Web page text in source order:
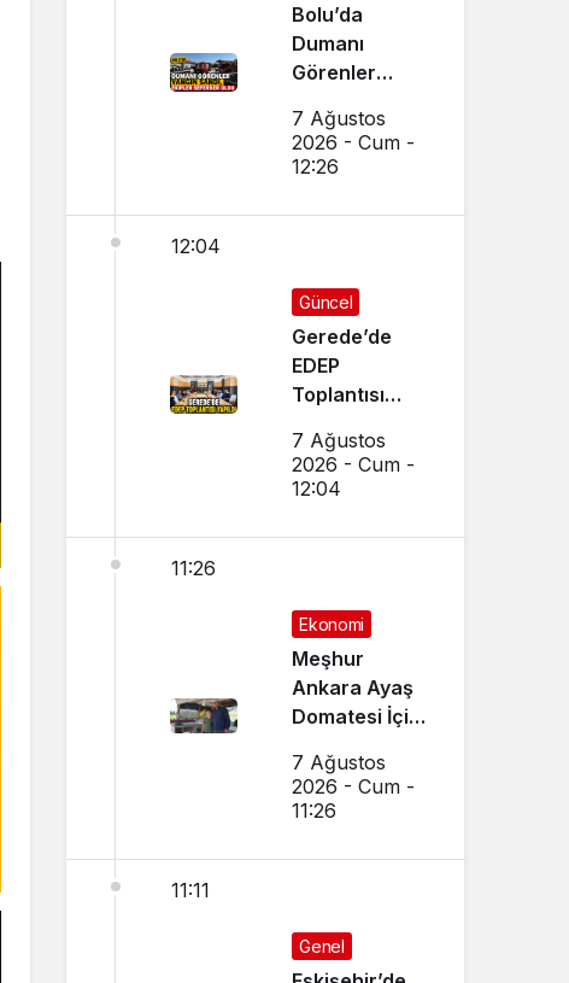
Bolu’da
Dumanı
Görenler
Ekipler
Seferber Oldu
7 Ağustos
2026 - Cum -
12:26
12:04
Güncel
Gerede’de
EDEP
Toplantısı
7 Ağustos
2026 - Cum -
12:04
11:26
Ekonomi
Meşhur
Ankara Ayaş
Domatesi İçin
Geldi
7 Ağustos
2026 - Cum -
11:26
11:11
Genel